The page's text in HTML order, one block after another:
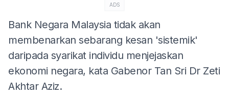
ADS
Bank Negara Malaysia tidak akan
membenarkan sebarang kesan 'sistemik'
daripada syarikat individu menjejaskan
ekonomi negara, kata Gabenor Tan Sri Dr Zeti
Akhtar Aziz.